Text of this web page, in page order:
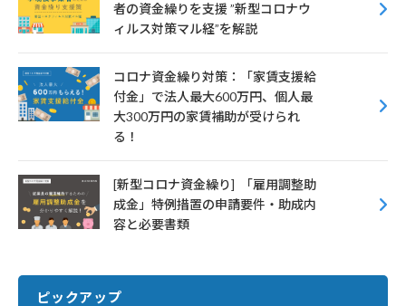
者の資金繰りを支援 ”新型コロナウ
ィルス対策マル経”を解説
コロナ資金繰り対策：「家賃支援給
付金」で法人最大600万円、個人最
大300万円の家賃補助が受けられ
る！
[新型コロナ資金繰り] 「雇用調整助
成金」特例措置の申請要件・助成内
容と必要書類
ピックアップ